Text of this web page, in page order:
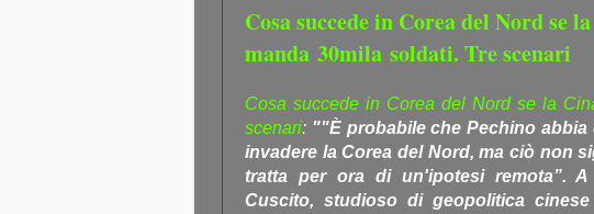
Cosa succede in Corea del Nord se
manda 30mila soldati. Tre scenari
Cosa succede in Corea del Nord se la
scenari: ""È probabile che Pechino abbia
invadere la Corea del Nord, ma ciò non
tratta per ora di un'ipotesi remota”. A
Cuscito, studioso di geopolitica